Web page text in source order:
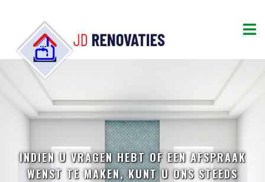
INDIEN U VRAGEN HEBT OF EEN AFSPRAAK
WENST TE MAKEN, KUNT U ONS STEEDS